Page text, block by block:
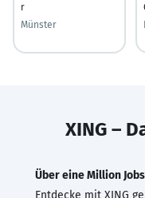
r
Münster
XING –
Über eine Million Jobs
Entdecke mit XING